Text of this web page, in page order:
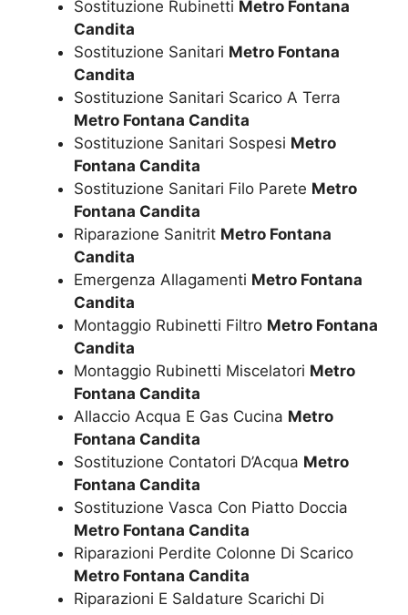
Sostituzione Rubinetti Metro Fontana
Candita
Sostituzione Sanitari Metro Fontana
Candita
Sostituzione Sanitari Scarico A Terra
Metro Fontana Candita
Sostituzione Sanitari Sospesi Metro
Fontana Candita
Sostituzione Sanitari Filo Parete Metro
Fontana Candita
Riparazione Sanitrit Metro Fontana
Candita
Emergenza Allagamenti Metro Fontana
Candita
Montaggio Rubinetti Filtro Metro Fontana
Candita
Montaggio Rubinetti Miscelatori Metro
Fontana Candita
Allaccio Acqua E Gas Cucina Metro
Fontana Candita
Sostituzione Contatori D’Acqua Metro
Fontana Candita
Sostituzione Vasca Con Piatto Doccia
Metro Fontana Candita
Riparazioni Perdite Colonne Di Scarico
Metro Fontana Candita
Riparazioni E Saldature Scarichi Di